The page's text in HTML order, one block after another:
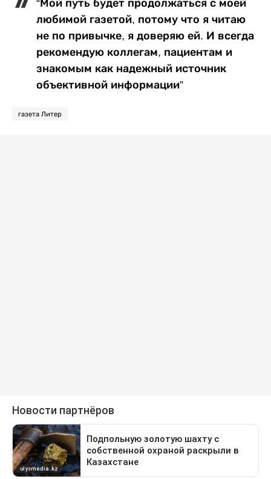
“Мой путь будет продолжаться с моей
любимой газетой, потому что я читаю
не по привычке, я доверяю ей. И всегда
рекомендую коллегам, пациентам и
знакомым как надежный источник
объективной информации”
газета Литер